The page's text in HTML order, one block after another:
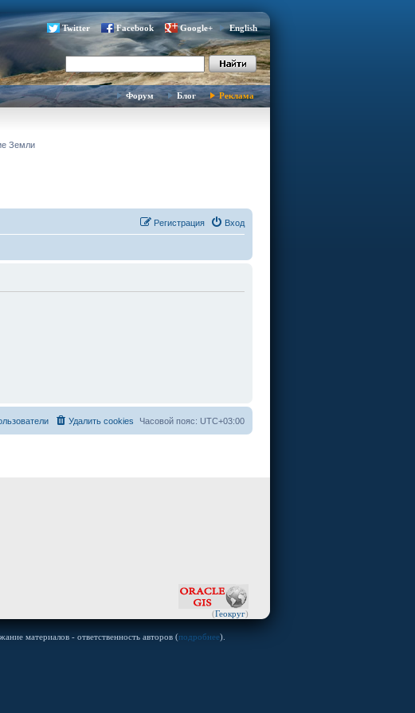
Twitter Facebook Google+ English
Форум Блог Реклама
Земли
Вход
Регистрация
Часовой пояс: UTC+03:00
Удалить cookies
(Геокруг)
материалов - ответственность авторов (подробнее).